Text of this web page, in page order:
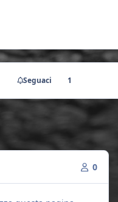
Seguaci 1
0